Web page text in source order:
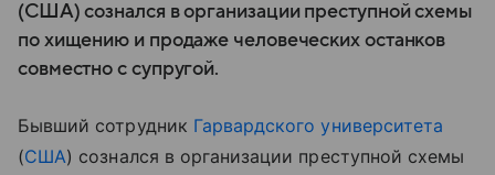
(США) сознался в организации преступной схемы
по хищению и продаже человеческих останков
совместно с супругой.
Бывший сотрудник Гарвардского университета
(США) сознался в организации преступной схемы